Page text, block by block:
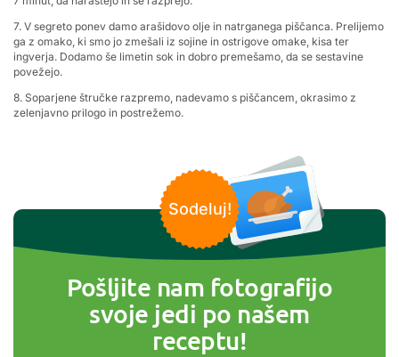
7. V segreto ponev damo arašidovo olje in natrganega piščanca. Prelijemo
ga z omako, ki smo jo zmešali iz sojine in ostrigove omake, kisa ter
ingverja. Dodamo še limetin sok in dobro premešamo, da se sestavine
povežejo.
8. Soparjene štručke razpremo, nadevamo s piščancem, okrasimo z
zelenjavno prilogo in postrežemo.
Sodeluj!
Pošljite nam fotografijo
svoje jedi po našem
receptu!